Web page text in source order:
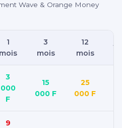
Wave & Orange Money
1
mois
3
mois
12
mois
3
000
F
15
000 F
25
000 F
9